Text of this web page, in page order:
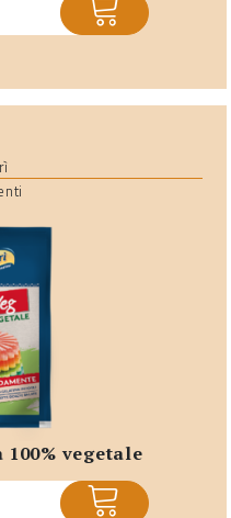
100% vegetale
ACQUISTA